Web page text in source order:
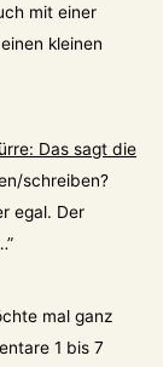
mit einer
kleinen
Das sagt die
schreiben?
egal. Der
”
mal ganz
1 bis 7